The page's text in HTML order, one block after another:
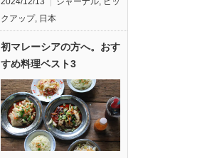
クアップ, 日本
初マレーシアの方へ。おす
すめ料理ベスト3